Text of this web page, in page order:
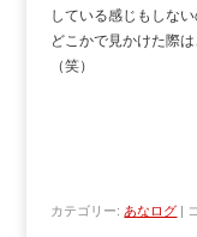
している感じもしない
どこかで見かけた際
（笑）
カテゴリー: あなログ |